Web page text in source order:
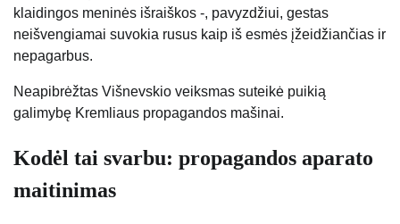
klaidingos meninės išraiškos -, pavyzdžiui, gestas
neišvengiamai suvokia rusus kaip iš esmės įžeidžiančias ir
nepagarbus.
Neapibrėžtas Višnevskio veiksmas suteikė puikią
galimybę Kremliaus propagandos mašinai.
Kodėl tai svarbu: propagandos aparato
maitinimas